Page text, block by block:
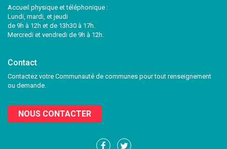
Accueil physique et téléphonique :
Lundi, mardi, et jeudi
de 9h à 12h et de 13h30 à 17h.
Mercredi et vendredi de 9h à 12h.
Contact
Contactez votre Communauté de communes pour tout renseignement
ou demande.
NOUS CONTACTER
Lien Lien